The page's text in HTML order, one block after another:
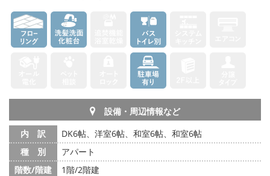
設備・周辺情報など
内 訳
DK6帖、洋室6帖、和室6帖、和室6帖
種 別
アパート
階数/階建
1階/2階建